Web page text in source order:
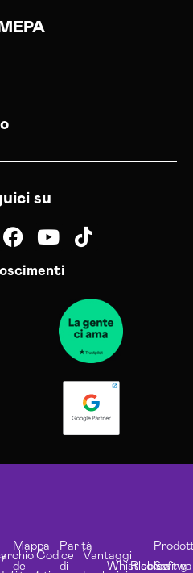
su
Mappa
del
Codice
Parità
di
Vantaggi
Whistleblowing
Risorse